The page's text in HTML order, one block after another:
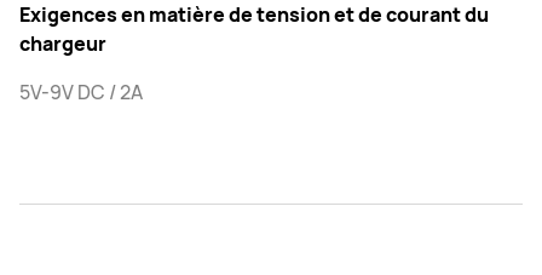
Exigences en matière de tension et de courant du
chargeur
5V-9V DC / 2A